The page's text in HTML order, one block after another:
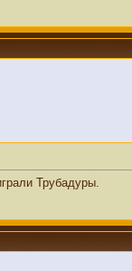
Трубадуры.